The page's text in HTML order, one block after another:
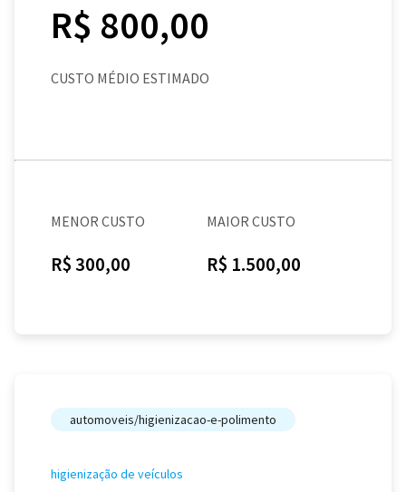
R$ 800,00
CUSTO MÉDIO ESTIMADO
MENOR CUSTO
R$ 300,00
MAIOR CUSTO
R$ 1.500,00
automoveis/higienizacao-e-polimento
higienização de veículos